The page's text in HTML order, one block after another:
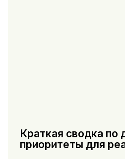
Краткая сводка по
приоритеты для